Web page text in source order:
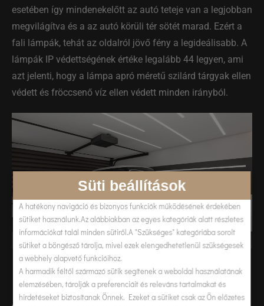
esetében így mindenekelőtt az autó teteje van a legjobban
megvilágítva és a az autó körüli tér sötét marad. Ezért a
fali lámpák, tehát az oldalról jövő fény a legideálisabb. A
lámpák IP védettségének értéke legalább 44 legyen, ami
azt jelenti, hogy a lámpa apró méretű szilárd tárgyak ellen
védett és fröccsenő víz ellen védett minden irányból.
Süti beállítások
A hatékony navigáció és bizonyos funkciók működésének érdekében
sütiket használunk.Az alábbiakban az egyes kategóriák alatt részletes
információkat talál minden sütiről.A "Szükséges" kategóriába sorolt
sütiket a böngésző tárolja, mivel ezek elengedhetetlenül szükségesek
a webhely alapvető funkcióihoz.
A harmadik féltől származó sütik segítenek a weboldal használatának
elemzésében, tárolják a preferenciáit és releváns tartalmakat és
hirdetéseket biztosítanak Önnek. Ezeket a sütiket csak az Ön előzetes